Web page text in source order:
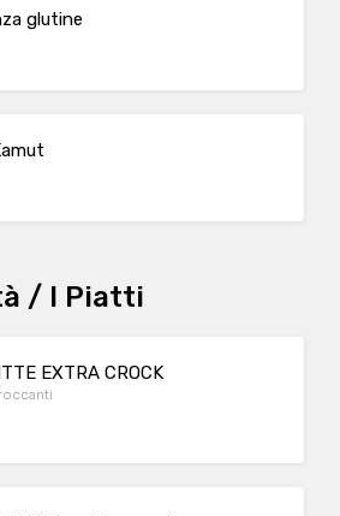
glutine
/ I Piatti
EXTRA CROCK